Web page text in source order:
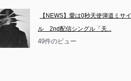
【NEWS】愛は0秒天使弾道ミサイ
ル　2nd配信シングル「天...
49件のビュー